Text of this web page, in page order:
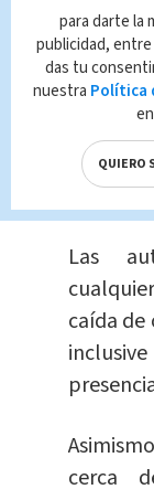
que se
las
proteger
Las
cualquier
caída
cerca
para darte la
publicidad,
das tu
nuestra Política
QUIERO